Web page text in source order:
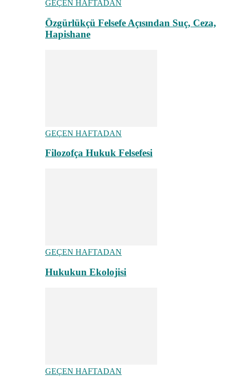
GEÇEN HAFTADAN
Özgürlükçü Felsefe Açısından Suç, Ceza,
Hapishane
GEÇEN HAFTADAN
Filozofça Hukuk Felsefesi
GEÇEN HAFTADAN
Hukukun Ekolojisi
GEÇEN HAFTADAN